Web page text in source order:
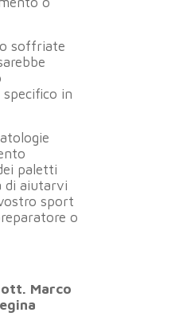
soffriate
in
paletti
di aiutarvi
sport
o
Marco